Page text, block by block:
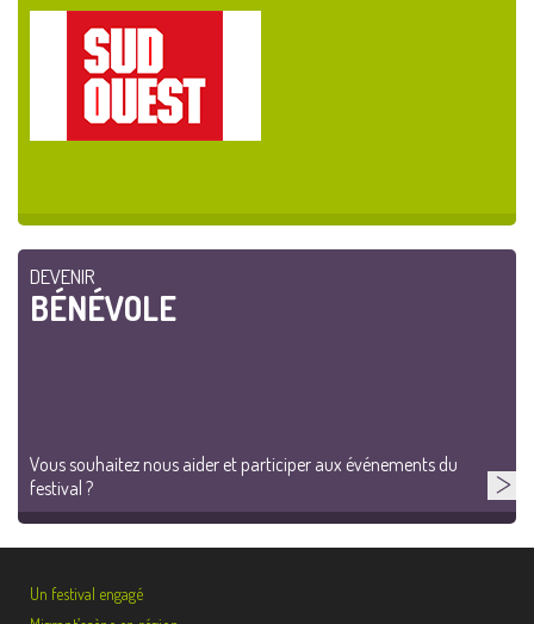
DEVENIR
BÉNÉVOLE
Vous souhaitez nous aider et participer aux événements du
festival ?
Un festival engagé